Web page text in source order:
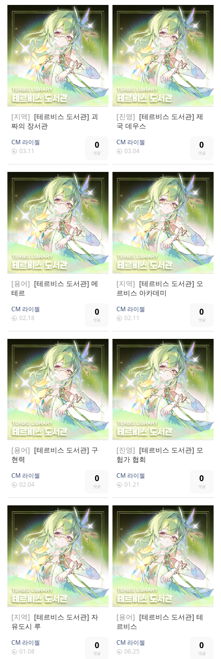
[지역] [테르비스 도서관] 괴
짜의 장서관
0
CM 라이젤
03.11
[진영] [테르비스 도서관] 제
국 데우스
0
CM 라이젤
03.04
[용어] [테르비스 도서관] 메
테르
0
CM 라이젤
02.18
[지역] [테르비스 도서관] 오
르비스 아카데미
0
CM 라이젤
02.11
[용어] [테르비스 도서관] 구
현력
0
CM 라이젤
02.04
[진영] [테르비스 도서관] 모
험가 협회
0
CM 라이젤
01.21
[지역] [테르비스 도서관] 자
유도시 루
0
CM 라이젤
01.08
[용어] [테르비스 도서관] 테
르비스
0
CM 라이젤
06.25